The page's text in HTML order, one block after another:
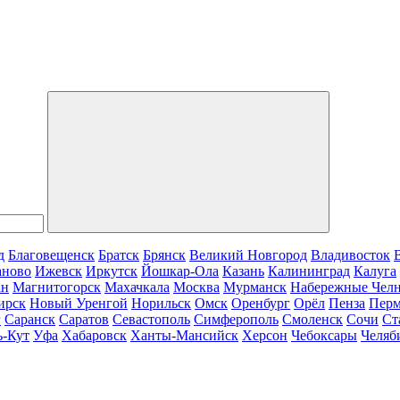
Благовещенск Братск Брянск Великий Новгород Владивосток
Ижевск Иркутск Йошкар-Ола Казань Калининград Калуга
Магнитогорск Махачкала Москва Мурманск Набережные
Новый Уренгой Норильск Омск Оренбург Орёл Пенза
Саранск Саратов Севастополь Симферополь Смоленск Сочи
Кут Уфа Хабаровск Ханты-Мансийск Херсон Чебоксары